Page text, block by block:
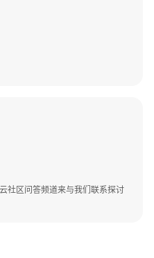
社区问答频道来与我们联系探讨